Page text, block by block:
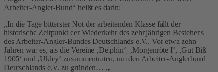
Arbeiter-Angler-Bund“ heißt es darin:
„In die Tage bitterster Not der arbeitenden Klasse fällt der
historische Zeitpunkt der Wiederkehr des zehnjährigen Bestehens
des Arbeiter-Angler-Bundes Deutschlands e.V.. Vor etwa zehn
Jahren war es, als die Vereine ‚Delphin‘, ‚Morgenröte I‘, ‚Gut Biß
1905‘ und ‚Ukley‘ zusammentraten, um den Arbeiter-Anglerbund
Deutschlands e.V. zu gründen… „.